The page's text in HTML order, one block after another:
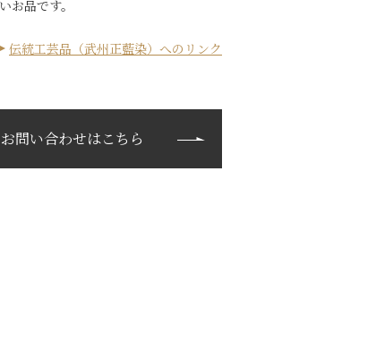
お品です。
伝統工芸品（武州正藍染）へのリンク
問い合わせはこちら